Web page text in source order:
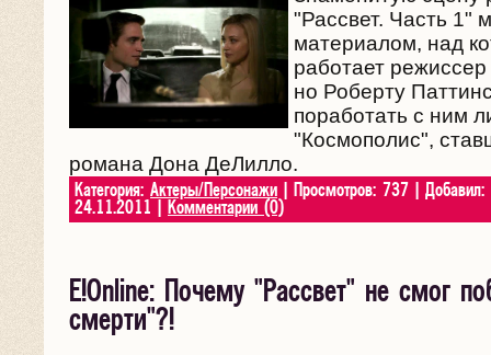
"Рассвет. Часть 1"
материалом, над
работает
но Роберту
поработать с ним
"Космополис",
романа Дона ДеЛилло.
Категория: Актеры/Персонажи | Просмотров: 737 | Добавил:
24.11.2011
Комментарии (0)
E!Online: Почему "Рассвет" не смог
смерти"?!